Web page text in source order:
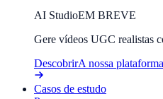
AI StudioEM BREVE
Gere vídeos UGC realistas
DescobrirA nossa
Casos de estudo